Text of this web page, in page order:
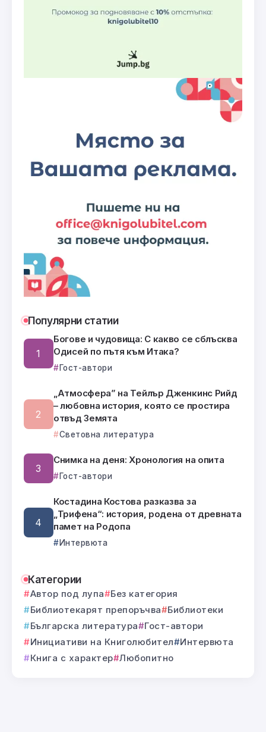
Популярни статии
Богове и чудовища: С какво се сблъсква
Одисей по пътя към Итака?
Гост-автори
„Атмосфера” на Тейлър Дженкинс Рийд
– любовна история, която се простира
отвъд Земята
Световна литература
Снимка на деня: Хронология на опита
Гост-автори
Костадина Костова разказва за
„Трифена“: история, родена от древната
памет на Родопа
Интервюта
Категории
Автор под лупа
Без категория
Библиотекарят препоръчва
Библиотеки
Българска литература
Гост-автори
Инициативи на Книголюбител
Интервюта
Книга с характер Любопитно